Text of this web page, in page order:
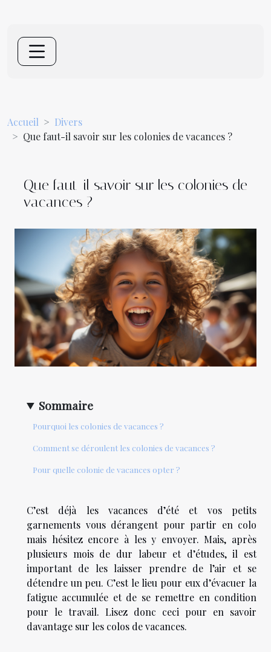
Accueil
Divers
Que faut-il savoir sur les colonies de vacances ?
Que faut-il savoir sur les colonies de
vacances ?
Sommaire
Pourquoi les colonies de vacances ?
Comment se déroulent les colonies de vacances ?
Pour quelle colonie de vacances opter ?
C’est déjà les vacances d’été et vos petits
garnements vous dérangent pour partir en colo
mais hésitez encore à les y envoyer. Mais, après
plusieurs mois de dur labeur et d’études, il est
important de les laisser prendre de l’air et se
détendre un peu. C’est le lieu pour eux d’évacuer la
fatigue accumulée et de se remettre en condition
pour le travail. Lisez donc ceci pour en savoir
davantage sur les colos de vacances.